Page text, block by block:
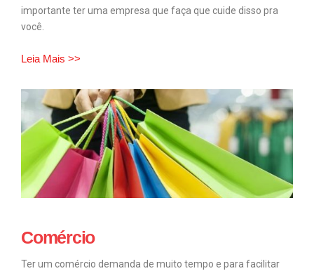
importante ter uma empresa que faça que cuide disso pra
você.
Leia Mais >>
Comércio
Ter um comércio demanda de muito tempo e para facilitar